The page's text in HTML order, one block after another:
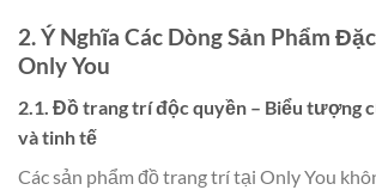
2. Ý Nghĩa Các Dòng Sản Phẩm
Only You
2.1. Đồ trang trí độc quyền – Biểu tượng
và tinh tế
Các sản phẩm đồ trang trí tại Only You